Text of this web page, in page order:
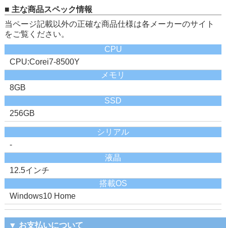
■ 主な商品スペック情報
当ページ記載以外の正確な商品仕様は各メーカーのサイト
をご覧ください。
CPU
CPU:Corei7-8500Y
メモリ
8GB
SSD
256GB
シリアル
-
液晶
12.5インチ
搭載OS
Windows10 Home
▼ お支払いについて